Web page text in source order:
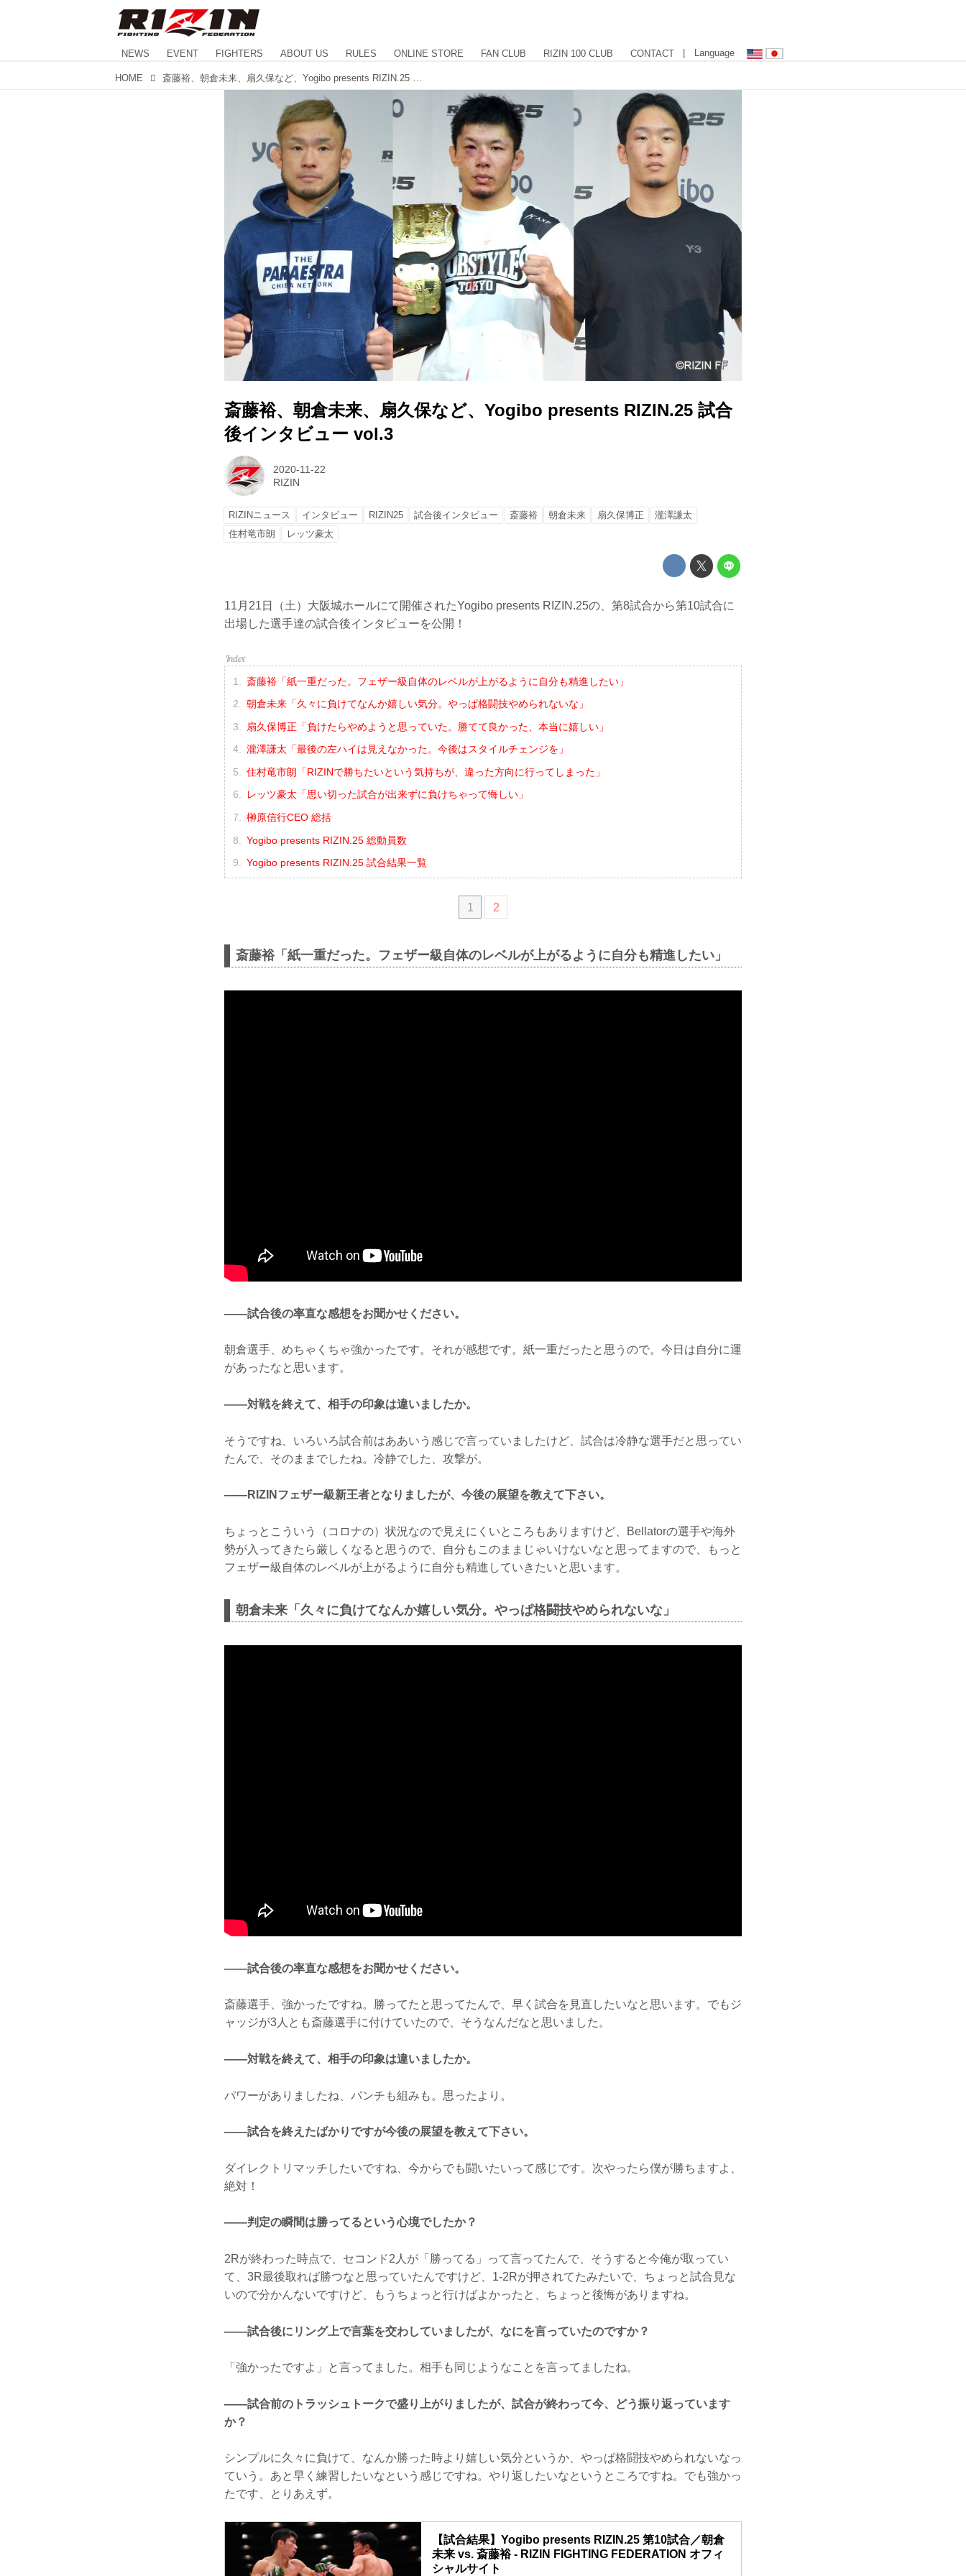
NEWS EVENT FIGHTERS ABOUT US RULES ONLINE STORE FAN CLUB RIZIN 100 CLUB CONTACT | Language
HOME
斎藤裕、朝倉未来、扇久保など、Yogibo presents RIZIN.25 試合
後インタビュー vol.3
2020-11-22
RIZIN
RIZINニュース インタビュー RIZIN25 試合後インタビュー 斎藤裕 朝倉未来 扇久保博正
瀧澤謙太
住村竜市朗
レッツ豪太
11月21日（土）大阪城ホールにて開催されたYogibo presents RIZIN.25の、第8試合から第10試合に
出場した選手達の試合後インタビューを公開！
斎藤裕「紙一重だった。フェザー級自体のレベルが上がるように自分も精進したい」
朝倉未来「久々に負けてなんか嬉しい気分。やっぱ格闘技やめられないな」
扇久保博正「負けたらやめようと思っていた。勝てて良かった、本当に嬉しい」
瀧澤謙太「最後の左ハイは見えなかった。今後はスタイルチェンジを」
住村竜市朗「RIZINで勝ちたいという気持ちが、違った方向に行ってしまった」
レッツ豪太「思い切った試合が出来ずに負けちゃって悔しい」
榊原信行CEO 総括
Yogibo presents RIZIN.25 総動員数
Yogibo presents RIZIN.25 試合結果一覧
1 2
斎藤裕「紙一重だった。フェザー級自体のレベルが上がるように自分も精進したい」
——試合後の率直な感想をお聞かせください。
朝倉選手、めちゃくちゃ強かったです。それが感想です。紙一重だったと思うので。今日は自分に運
があったなと思います。
——対戦を終えて、相手の印象は違いましたか。
そうですね、いろいろ試合前はああいう感じで言っていましたけど、試合は冷静な選手だと思ってい
たんで、そのままでしたね。冷静でした、攻撃が。
——RIZINフェザー級新王者となりましたが、今後の展望を教えて下さい。
ちょっとこういう（コロナの）状況なので見えにくいところもありますけど、Bellatorの選手や海外
勢が入ってきたら厳しくなると思うので、自分もこのままじゃいけないなと思ってますので、もっと
フェザー級自体のレベルが上がるように自分も精進していきたいと思います。
朝倉未来「久々に負けてなんか嬉しい気分。やっぱ格闘技やめられないな」
——試合後の率直な感想をお聞かせください。
斎藤選手、強かったですね。勝ってたと思ってたんで、早く試合を見直したいなと思います。でもジ
ャッジが3人とも斎藤選手に付けていたので、そうなんだなと思いました。
——対戦を終えて、相手の印象は違いましたか。
パワーがありましたね、パンチも組みも。思ったより。
——試合を終えたばかりですが今後の展望を教えて下さい。
ダイレクトリマッチしたいですね、今からでも闘いたいって感じです。次やったら僕が勝ちますよ、
絶対！
——判定の瞬間は勝ってるという心境でしたか？
2Rが終わった時点で、セコンド2人が「勝ってる」って言ってたんで、そうすると今俺が取ってい
て、3R最後取れば勝つなと思っていたんですけど、1-2Rが押されてたみたいで、ちょっと試合見な
いので分かんないですけど、もうちょっと行けばよかったと、ちょっと後悔がありますね。
——試合後にリング上で言葉を交わしていましたが、なにを言っていたのですか？
「強かったですよ」と言ってました。相手も同じようなことを言ってましたね。
——試合前のトラッシュトークで盛り上がりましたが、試合が終わって今、どう振り返っています
か？
シンプルに久々に負けて、なんか勝った時より嬉しい気分というか、やっぱ格闘技やめられないなっ
ていう。あと早く練習したいなという感じですね。やり返したいなというところですね。でも強かっ
たです、とりあえず。
【試合結果】Yogibo presents RIZIN.25 第10試合／朝倉
未来 vs. 斎藤裕 - RIZIN FIGHTING FEDERATION オフィ
シャルサイト